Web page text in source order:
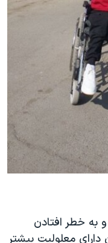
به خطر افتادن
معلولیت بیشتر